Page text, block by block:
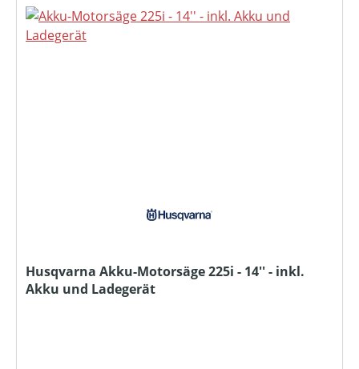
Husqvarna Akku-Motorsäge 225i - 14'' - inkl.
Akku und Ladegerät